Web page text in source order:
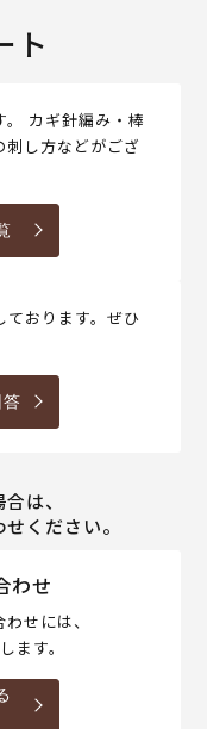
ト
カギ針編み・棒
し方などがござ
ております。ぜひ
は、
ください。
わせ
せには、
ます。